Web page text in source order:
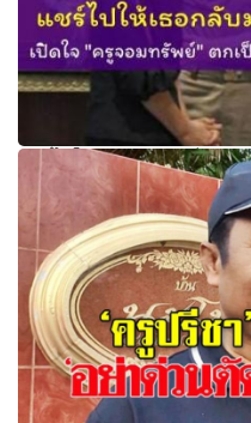
แชร์ไปให้เธอกลับมาเป็นครู
ตกเป็นแพะติดคุกฟรี